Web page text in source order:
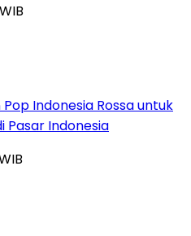
Indonesia Rossa untuk
Pasar Indonesia